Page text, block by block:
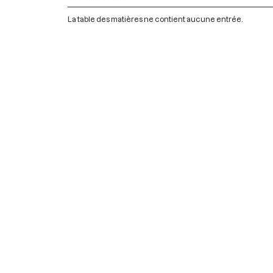
La table des matières ne contient aucune entrée.